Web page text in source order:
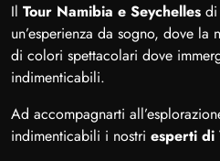
Il Tour Namibia e Seychelles di
un’esperienza da sogno, dove
di colori spettacolari dove
indimenticabili.
Ad accompagnarti
indimenticabili i nostri esperti di